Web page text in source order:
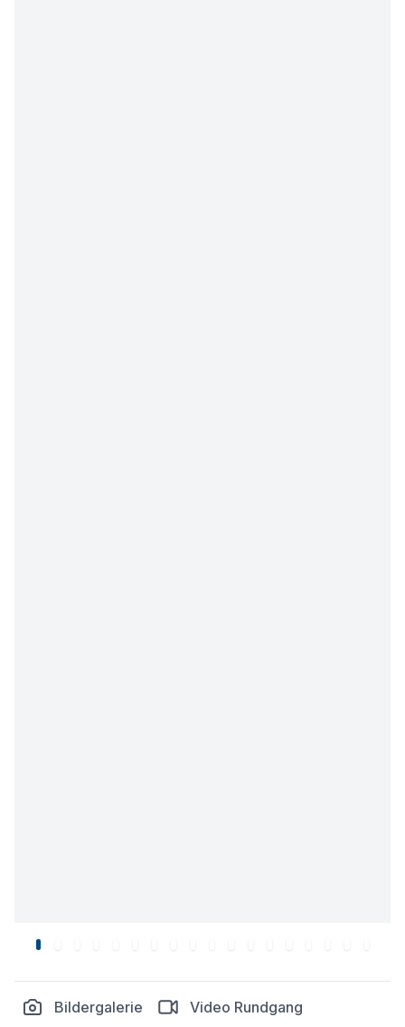
Bildergalerie Video Rundgang